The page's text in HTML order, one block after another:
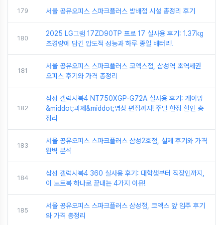
179 서울 공유오피스 스파크플러스 방배점 시설 총정리 후기
180
2025 LG그램 17ZD90TP 프로 17 실사용 후기: 1.37kg
초경량에 담긴 압도적 성능과 하루 종일 배터리!
181
서울 공유오피스 스파크플러스 코엑스점, 삼성역 초역세권
오피스 후기와 가격 총정리
182
삼성 갤럭시북4 NT750XGP-G72A 실사용 후기: 게이밍
&middot;과제&middot;영상 편집까지! 주말 한정 할인 총
정리
183
서울 공유오피스 스파크플러스 삼성2호점, 실제 후기와 가격
완벽 분석
184
삼성 갤럭시북4 360 실사용 후기: 대학생부터 직장인까지,
이 노트북 하나로 끝내는 4가지 이유!
185
서울 공유오피스 스파크플러스 삼성점, 코엑스 앞 입주 후기
와 가격 총정리